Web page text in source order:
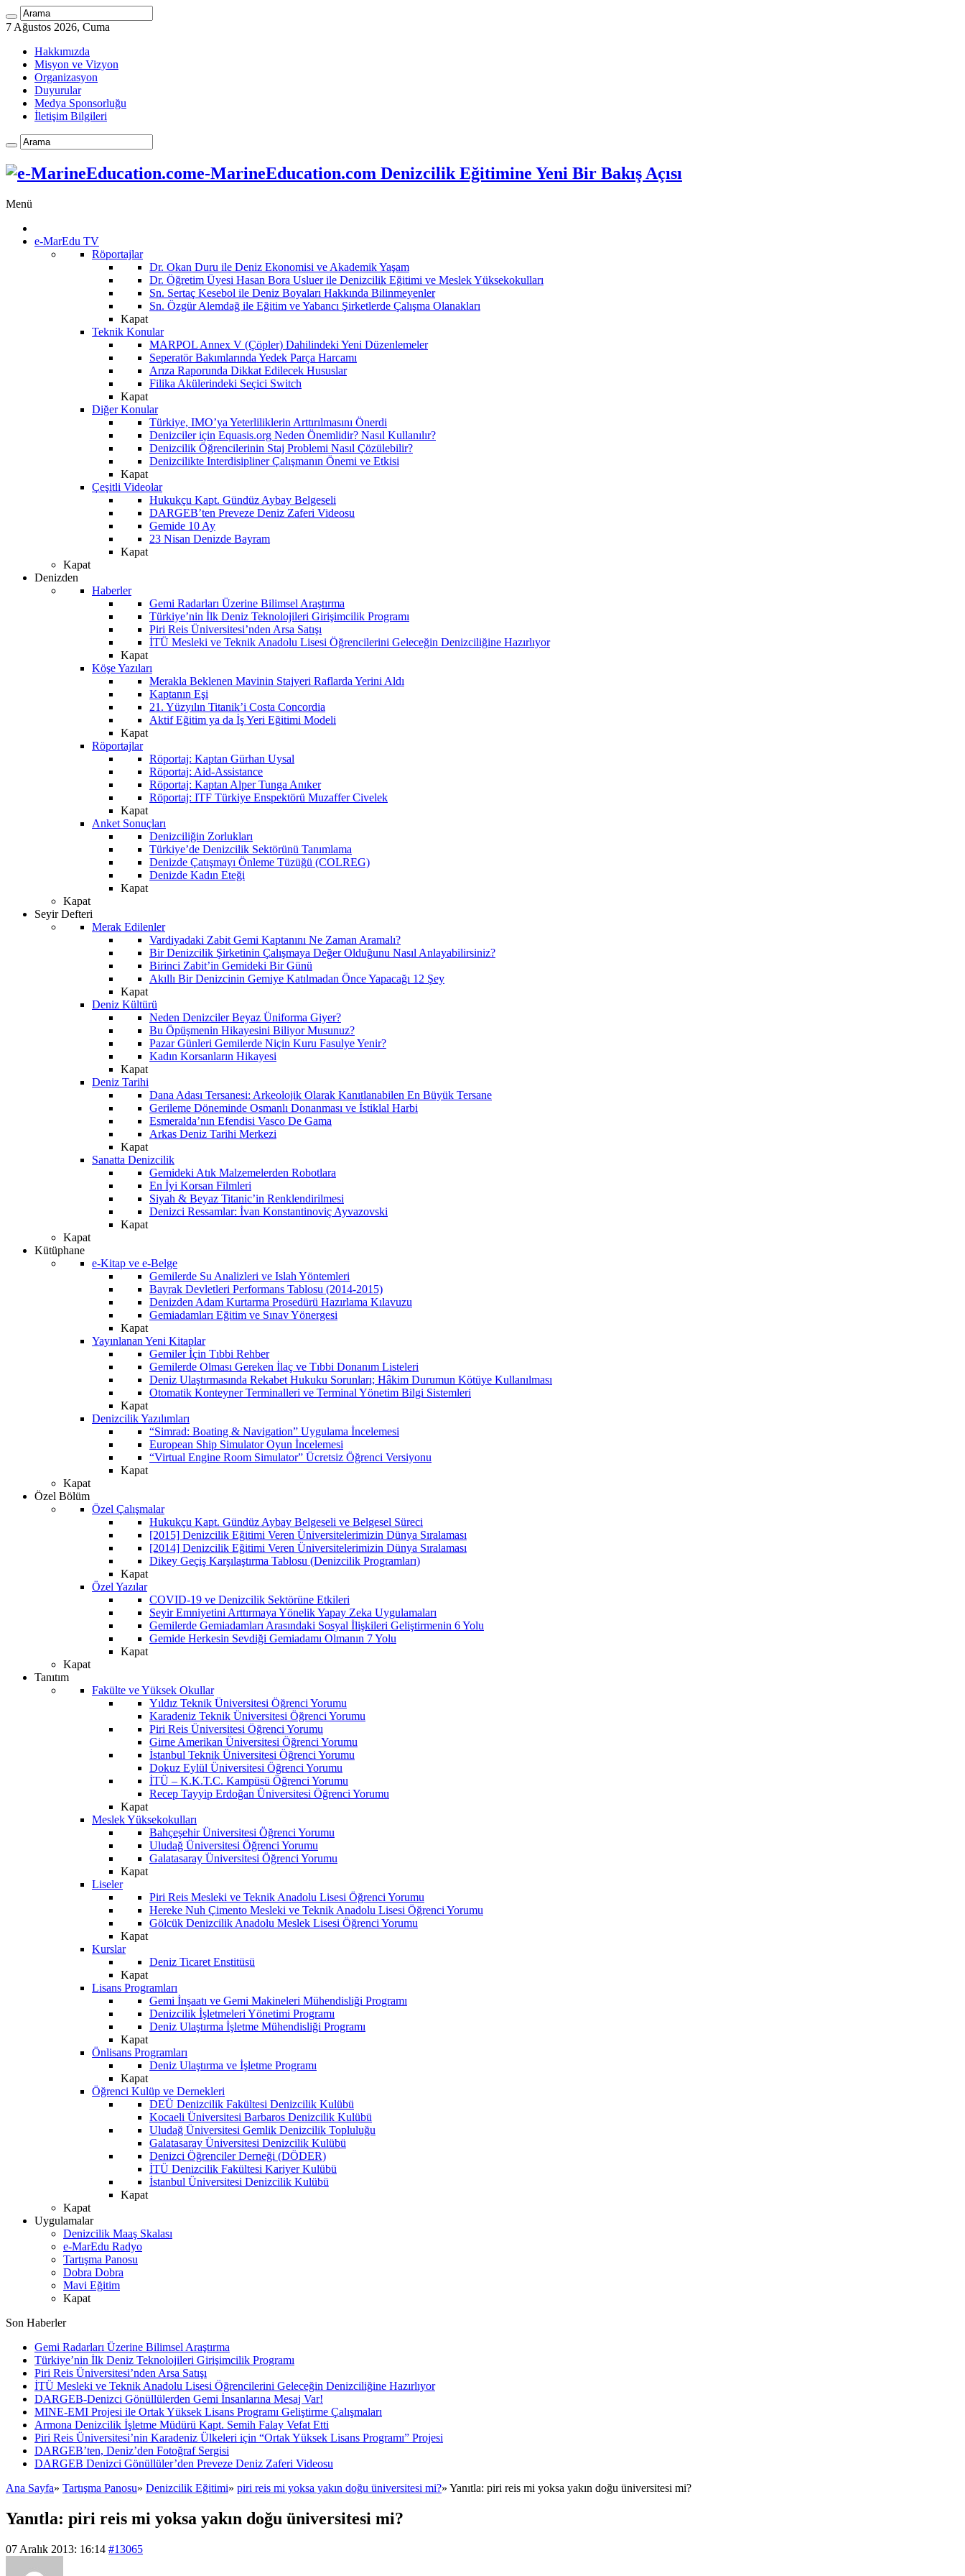
7 Ağustos 2026, Cuma
Hakkımızda
Misyon ve Vizyon
Organizasyon
Duyurular
Medya Sponsorluğu
İletişim Bilgileri
e-MarineEducation.com Denizcilik Eğitimine Yeni Bir Bakış Açısı
Menü
e-MarEdu TV
Röportajlar
Dr. Okan Duru ile Deniz Ekonomisi ve Akademik Yaşam
Dr. Öğretim Üyesi Hasan Bora Usluer ile Denizcilik Eğitimi ve Meslek Yüksekokulları
Sn. Sertaç Kesebol ile Deniz Boyaları Hakkında Bilinmeyenler
Sn. Özgür Alemdağ ile Eğitim ve Yabancı Şirketlerde Çalışma Olanakları
Kapat
Teknik Konular
MARPOL Annex V (Çöpler) Dahilindeki Yeni Düzenlemeler
Seperatör Bakımlarında Yedek Parça Harcamı
Arıza Raporunda Dikkat Edilecek Hususlar
Filika Akülerindeki Seçici Switch
Kapat
Diğer Konular
Türkiye, IMO’ya Yeterliliklerin Arttırılmasını Önerdi
Denizciler için Equasis.org Neden Önemlidir? Nasıl Kullanılır?
Denizcilik Öğrencilerinin Staj Problemi Nasıl Çözülebilir?
Denizcilikte Interdisipliner Çalışmanın Önemi ve Etkisi
Kapat
Çeşitli Videolar
Hukukçu Kapt. Gündüz Aybay Belgeseli
DARGEB’ten Preveze Deniz Zaferi Videosu
Gemide 10 Ay
23 Nisan Denizde Bayram
Kapat
Kapat
Denizden
Haberler
Gemi Radarları Üzerine Bilimsel Araştırma
Türkiye’nin İlk Deniz Teknolojileri Girişimcilik Programı
Piri Reis Üniversitesi’nden Arsa Satışı
İTÜ Mesleki ve Teknik Anadolu Lisesi Öğrencilerini Geleceğin Denizciliğine Hazırlıyor
Kapat
Köşe Yazıları
Merakla Beklenen Mavinin Stajyeri Raflarda Yerini Aldı
Kaptanın Eşi
21. Yüzyılın Titanik’i Costa Concordia
Aktif Eğitim ya da İş Yeri Eğitimi Modeli
Kapat
Röportajlar
Röportaj: Kaptan Gürhan Uysal
Röportaj: Aid-Assistance
Röportaj: Kaptan Alper Tunga Anıker
Röportaj: ITF Türkiye Enspektörü Muzaffer Civelek
Kapat
Anket Sonuçları
Denizciliğin Zorlukları
Türkiye’de Denizcilik Sektörünü Tanımlama
Denizde Çatışmayı Önleme Tüzüğü (COLREG)
Denizde Kadın Eteği
Kapat
Kapat
Seyir Defteri
Merak Edilenler
Vardiyadaki Zabit Gemi Kaptanını Ne Zaman Aramalı?
Bir Denizcilik Şirketinin Çalışmaya Değer Olduğunu Nasıl Anlayabilirsiniz?
Birinci Zabit’in Gemideki Bir Günü
Akıllı Bir Denizcinin Gemiye Katılmadan Önce Yapacağı 12 Şey
Kapat
Deniz Kültürü
Neden Denizciler Beyaz Üniforma Giyer?
Bu Öpüşmenin Hikayesini Biliyor Musunuz?
Pazar Günleri Gemilerde Niçin Kuru Fasulye Yenir?
Kadın Korsanların Hikayesi
Kapat
Deniz Tarihi
Dana Adası Tersanesi: Arkeolojik Olarak Kanıtlanabilen En Büyük Tersane
Gerileme Döneminde Osmanlı Donanması ve İstiklal Harbi
Esmeralda’nın Efendisi Vasco De Gama
Arkas Deniz Tarihi Merkezi
Kapat
Sanatta Denizcilik
Gemideki Atık Malzemelerden Robotlara
En İyi Korsan Filmleri
Siyah & Beyaz Titanic’in Renklendirilmesi
Denizci Ressamlar: İvan Konstantinoviç Ayvazovski
Kapat
Kapat
Kütüphane
e-Kitap ve e-Belge
Gemilerde Su Analizleri ve Islah Yöntemleri
Bayrak Devletleri Performans Tablosu (2014-2015)
Denizden Adam Kurtarma Prosedürü Hazırlama Kılavuzu
Gemiadamları Eğitim ve Sınav Yönergesi
Kapat
Yayınlanan Yeni Kitaplar
Gemiler İçin Tıbbi Rehber
Gemilerde Olması Gereken İlaç ve Tıbbi Donanım Listeleri
Deniz Ulaştırmasında Rekabet Hukuku Sorunları; Hâkim Durumun Kötüye Kullanılması
Otomatik Konteyner Terminalleri ve Terminal Yönetim Bilgi Sistemleri
Kapat
Denizcilik Yazılımları
“Simrad: Boating & Navigation” Uygulama İncelemesi
European Ship Simulator Oyun İncelemesi
“Virtual Engine Room Simulator” Ücretsiz Öğrenci Versiyonu
Kapat
Kapat
Özel Bölüm
Özel Çalışmalar
Hukukçu Kapt. Gündüz Aybay Belgeseli ve Belgesel Süreci
[2015] Denizcilik Eğitimi Veren Üniversitelerimizin Dünya Sıralaması
[2014] Denizcilik Eğitimi Veren Üniversitelerimizin Dünya Sıralaması
Dikey Geçiş Karşılaştırma Tablosu (Denizcilik Programları)
Kapat
Özel Yazılar
COVID-19 ve Denizcilik Sektörüne Etkileri
Seyir Emniyetini Arttırmaya Yönelik Yapay Zeka Uygulamaları
Gemilerde Gemiadamları Arasındaki Sosyal İlişkileri Geliştirmenin 6 Yolu
Gemide Herkesin Sevdiği Gemiadamı Olmanın 7 Yolu
Kapat
Kapat
Tanıtım
Fakülte ve Yüksek Okullar
Yıldız Teknik Üniversitesi Öğrenci Yorumu
Karadeniz Teknik Üniversitesi Öğrenci Yorumu
Piri Reis Üniversitesi Öğrenci Yorumu
Girne Amerikan Üniversitesi Öğrenci Yorumu
İstanbul Teknik Üniversitesi Öğrenci Yorumu
Dokuz Eylül Üniversitesi Öğrenci Yorumu
İTÜ – K.K.T.C. Kampüsü Öğrenci Yorumu
Recep Tayyip Erdoğan Üniversitesi Öğrenci Yorumu
Kapat
Meslek Yüksekokulları
Bahçeşehir Üniversitesi Öğrenci Yorumu
Uludağ Üniversitesi Öğrenci Yorumu
Galatasaray Üniversitesi Öğrenci Yorumu
Kapat
Liseler
Piri Reis Mesleki ve Teknik Anadolu Lisesi Öğrenci Yorumu
Hereke Nuh Çimento Mesleki ve Teknik Anadolu Lisesi Öğrenci Yorumu
Gölcük Denizcilik Anadolu Meslek Lisesi Öğrenci Yorumu
Kapat
Kurslar
Deniz Ticaret Enstitüsü
Kapat
Lisans Programları
Gemi İnşaatı ve Gemi Makineleri Mühendisliği Programı
Denizcilik İşletmeleri Yönetimi Programı
Deniz Ulaştırma İşletme Mühendisliği Programı
Kapat
Önlisans Programları
Deniz Ulaştırma ve İşletme Programı
Kapat
Öğrenci Kulüp ve Dernekleri
DEÜ Denizcilik Fakültesi Denizcilik Kulübü
Kocaeli Üniversitesi Barbaros Denizcilik Kulübü
Uludağ Üniversitesi Gemlik Denizcilik Topluluğu
Galatasaray Üniversitesi Denizcilik Kulübü
Denizci Öğrenciler Derneği (DÖDER)
İTÜ Denizcilik Fakültesi Kariyer Kulübü
İstanbul Üniversitesi Denizcilik Kulübü
Kapat
Kapat
Uygulamalar
Denizcilik Maaş Skalası
e-MarEdu Radyo
Tartışma Panosu
Dobra Dobra
Mavi Eğitim
Kapat
Son Haberler
Gemi Radarları Üzerine Bilimsel Araştırma
Türkiye’nin İlk Deniz Teknolojileri Girişimcilik Programı
Piri Reis Üniversitesi’nden Arsa Satışı
İTÜ Mesleki ve Teknik Anadolu Lisesi Öğrencilerini Geleceğin Denizciliğine Hazırlıyor
DARGEB-Denizci Gönüllülerden Gemi İnsanlarına Mesaj Var!
MINE-EMI Projesi ile Ortak Yüksek Lisans Programı Geliştirme Çalışmaları
Armona Denizcilik İşletme Müdürü Kapt. Semih Falay Vefat Etti
Piri Reis Üniversitesi’nin Karadeniz Ülkeleri için “Ortak Yüksek Lisans Programı” Projesi
DARGEB’ten, Deniz’den Fotoğraf Sergisi
DARGEB Denizci Gönüllüler’den Preveze Deniz Zaferi Videosu
Ana Sayfa» Tartışma Panosu» Denizcilik Eğitimi» piri reis mi yoksa yakın doğu üniversitesi mi?» Yanıtla: piri reis mi yoksa yakın doğu üniversitesi mi?
Yanıtla: piri reis mi yoksa yakın doğu üniversitesi mi?
07 Aralık 2013: 16:14 #13065